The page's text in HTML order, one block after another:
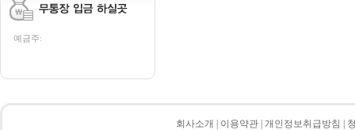
예금주:
회사소개 이용약관 개인정보취급방침